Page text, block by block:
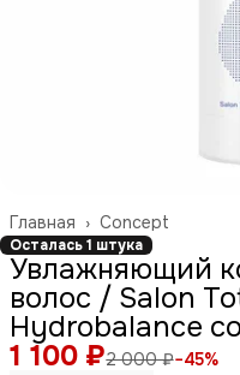
Concept
Главная ›
Осталась 1 штука
Увлажняющий
волос / Salon
Hydrobalance
1 100 ₽2 000 ₽−45%